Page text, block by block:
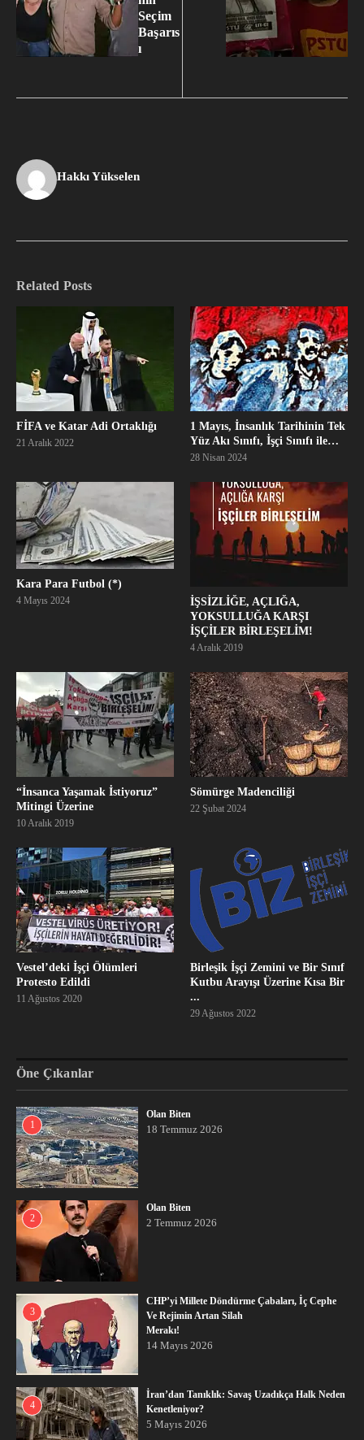
Seçim
Başarıs
ı
Hakkı Yükselen
Related Posts
FİFA ve Katar Adi Ortaklığı
21 Aralık 2022
1 Mayıs, İnsanlık Tarihinin Tek
Yüz Akı Sınıfı, İşçi Sınıfı ile…
28 Nisan 2024
Kara Para Futbol (*)
4 Mayıs 2024
İŞSİZLİĞE, AÇLIĞA,
YOKSULLUĞA KARŞI
İŞÇİLER BİRLEŞELİM!
4 Aralık 2019
“İnsanca Yaşamak İstiyoruz”
Mitingi Üzerine
10 Aralık 2019
Sömürge Madenciliği
22 Şubat 2024
Vestel’deki İşçi Ölümleri
Protesto Edildi
11 Ağustos 2020
Birleşik İşçi Zemini ve Bir Sınıf
Kutbu Arayışı Üzerine Kısa Bir
...
29 Ağustos 2022
Öne Çıkanlar
1
Olan Biten
18 Temmuz 2026
2
Olan Biten
2 Temmuz 2026
3
CHP’yi Millete Döndürme Çabaları, İç Cephe
Ve Rejimin Artan Silah
Merakı!
14 Mayıs 2026
4
İran’dan Tanıklık: Savaş Uzadıkça Halk Neden
Kenetleniyor?
5 Mayıs 2026